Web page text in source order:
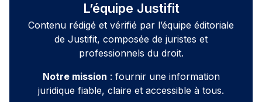
L’équipe Justifit
Contenu rédigé et vérifié par l’équipe éditoriale
de Justifit, composée de juristes et
professionnels du droit.
Notre mission : fournir une information
juridique fiable, claire et accessible à tous.